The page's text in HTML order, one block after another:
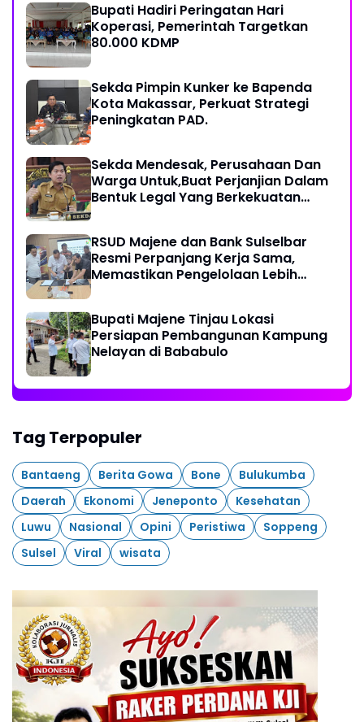
Bupati Hadiri Peringatan Hari
Koperasi, Pemerintah Targetkan
80.000 KDMP
Sekda Pimpin Kunker ke Bapenda
Kota Makassar, Perkuat Strategi
Peningkatan PAD.
Sekda Mendesak, Perusahaan Dan
Warga Untuk,Buat Perjanjian Dalam
Bentuk Legal Yang Berkekuatan
RSUD Majene dan Bank Sulselbar
Resmi Perpanjang Kerja Sama,
Memastikan Pengelolaan Lebih
Bupati Majene Tinjau Lokasi
Persiapan Pembangunan Kampung
Nelayan di Bababulo
Tag Terpopuler
Bantaeng Berita Gowa Bone
Bulukumba
Daerah
Ekonomi Jeneponto
Kesehatan
Luwu
Nasional Opini Peristiwa
Soppeng
Sulsel
Viral wisata